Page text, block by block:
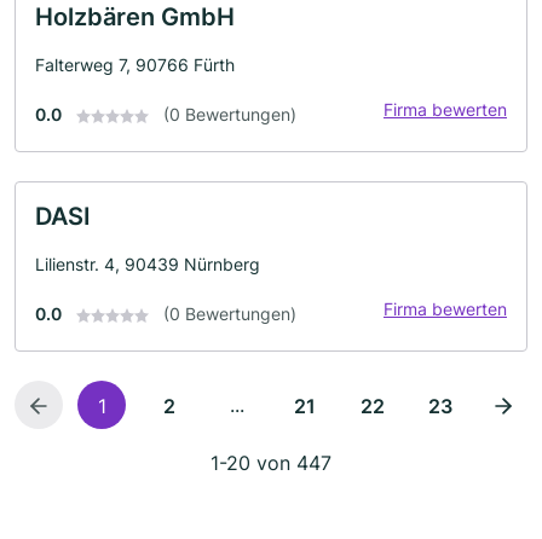
Holzbären GmbH
Falterweg 7, 90766 Fürth
0.0 (0 Bewertungen) Firma bewerten
DASI
Lilienstr. 4, 90439 Nürnberg
0.0 (0 Bewertungen) Firma bewerten
1 2 ... 21 22 23
1-20 von 447